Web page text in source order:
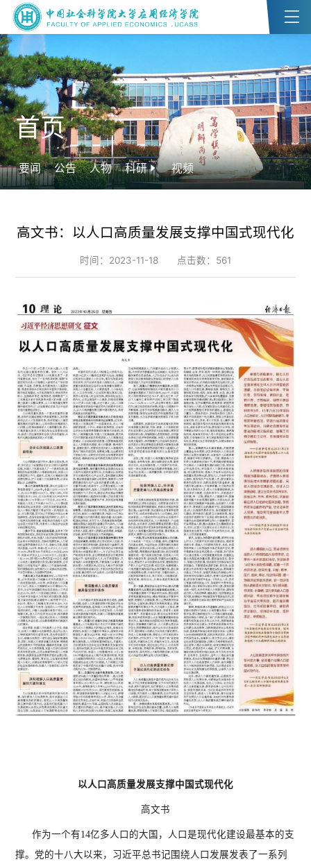
首页
要闻 公告 人物 科研 视频
高文书：以人口高质量发展支撑中国式现代化
时间：2023-11-18 点击数： 561
以人口高质量发展支撑中国式现代化
高文书
作为一个有14亿多人口的大国，人口是现代化建设最基本的支
撑。党的十八大以来，习近平总书记围绕人口发展发表了一系列